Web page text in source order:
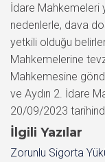
İdare Mahkemeleri
nedenlerle, dava
yetkili olduğu
Mahkemelerine
Mahkemesine
ve Aydın 2. İdare
20/09/2023
İlgili Yazılar
Zorunlu Sigorta